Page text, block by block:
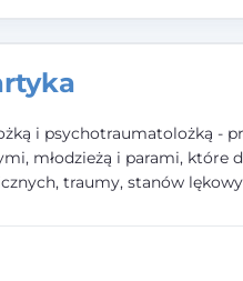
i psychotraumatolożką -
młodzieżą i parami, które
traumy, stanów
W pracy kieruję się
szacunkiem dla
Jestem w trakcie